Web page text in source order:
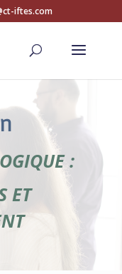
iftes.com
:
ET